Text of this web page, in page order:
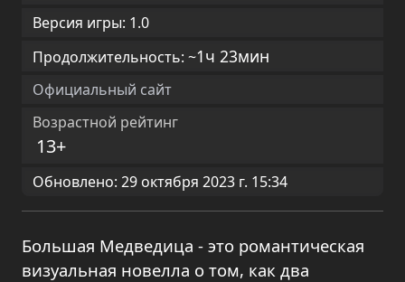
Версия игры: 1.0
Продолжительность: ~1ч 23мин
Официальный сайт
Возрастной рейтинг
13+
Обновлено: 29 октября 2023 г. 15:34
Большая Медведица - это романтическая
визуальная новелла о том, как два